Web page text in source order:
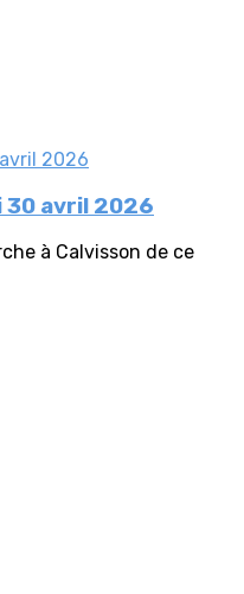
30 avril 2026
à Calvisson de ce